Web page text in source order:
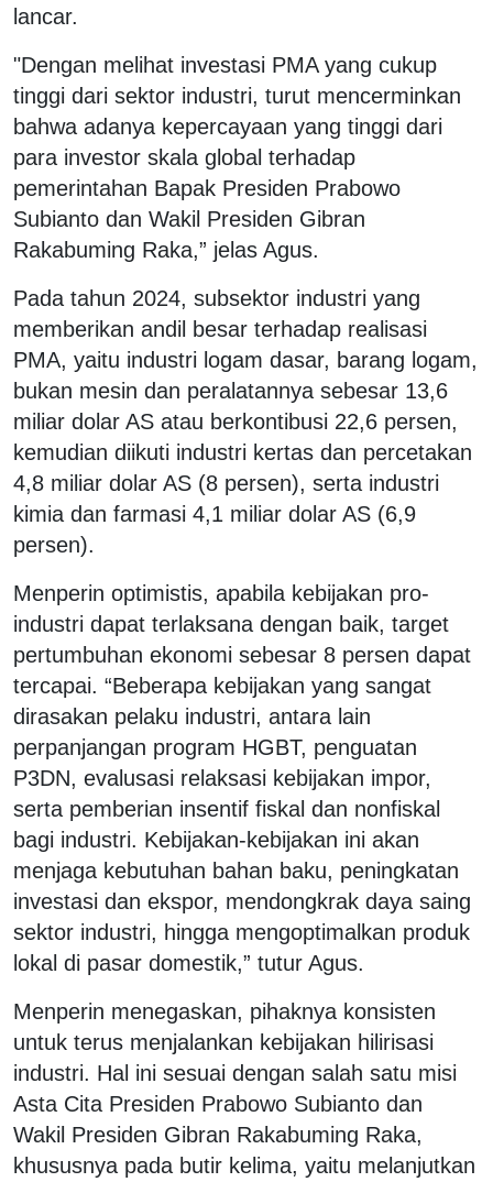
lancar.
"Dengan melihat investasi PMA yang cukup
tinggi dari sektor industri, turut mencerminkan
bahwa adanya kepercayaan yang tinggi dari
para investor skala global terhadap
pemerintahan Bapak Presiden Prabowo
Subianto dan Wakil Presiden Gibran
Rakabuming Raka,” jelas Agus.
Pada tahun 2024, subsektor industri yang
memberikan andil besar terhadap realisasi
PMA, yaitu industri logam dasar, barang logam,
bukan mesin dan peralatannya sebesar 13,6
miliar dolar AS atau berkontibusi 22,6 persen,
kemudian diikuti industri kertas dan percetakan
4,8 miliar dolar AS (8 persen), serta industri
kimia dan farmasi 4,1 miliar dolar AS (6,9
persen).
Menperin optimistis, apabila kebijakan pro-
industri dapat terlaksana dengan baik, target
pertumbuhan ekonomi sebesar 8 persen dapat
tercapai. “Beberapa kebijakan yang sangat
dirasakan pelaku industri, antara lain
perpanjangan program HGBT, penguatan
P3DN, evalusasi relaksasi kebijakan impor,
serta pemberian insentif fiskal dan nonfiskal
bagi industri. Kebijakan-kebijakan ini akan
menjaga kebutuhan bahan baku, peningkatan
investasi dan ekspor, mendongkrak daya saing
sektor industri, hingga mengoptimalkan produk
lokal di pasar domestik,” tutur Agus.
Menperin menegaskan, pihaknya konsisten
untuk terus menjalankan kebijakan hilirisasi
industri. Hal ini sesuai dengan salah satu misi
Asta Cita Presiden Prabowo Subianto dan
Wakil Presiden Gibran Rakabuming Raka,
khususnya pada butir kelima, yaitu melanjutkan